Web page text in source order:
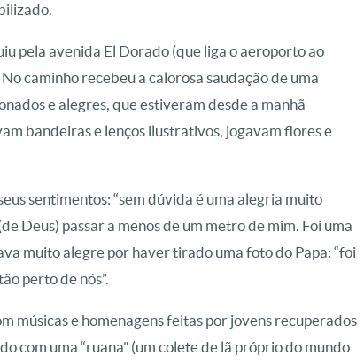
pela avenida El Dorado (que liga o aeroporto ao
caminho recebeu a calorosa saudação de uma
e alegres, que estiveram desde a manhã
bandeiras e lenços ilustrativos, jogavam flores e
sentimentos: “sem dúvida é uma alegria muito
Deus) passar a menos de um metro de mim. Foi uma
muito alegre por haver tirado uma foto do Papa: “foi
perto de nós”.
músicas e homenagens feitas por jovens recuperados
com uma “ruana” (um colete de lã próprio do mundo